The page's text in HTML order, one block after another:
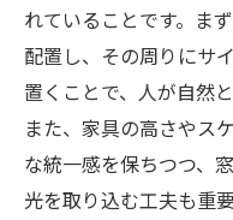
れていることです。ま
配置し、その周りにサ
置くことで、人が自然
また、家具の高さやス
な統一感を保ちつつ、
光を取り込む工夫も重